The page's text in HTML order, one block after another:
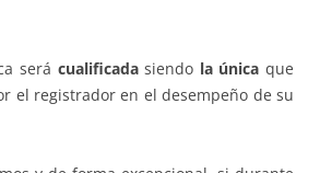
será cualificadasiendo la única que
el registrador en el desempeño de su